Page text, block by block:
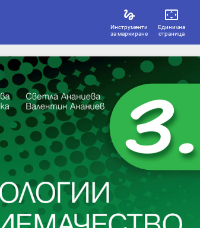
Инструменти
за маркиране
Единична
страница